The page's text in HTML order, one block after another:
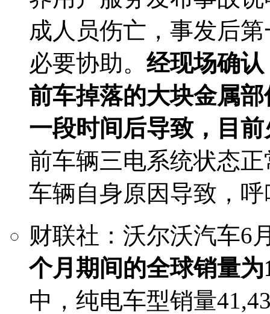
成人员伤亡，事发后
必要协助。 经现场确
前车掉落的大块金属
一段时间后导致，目
前车辆三电系统状态
车辆自身原因导致，
财联社：沃尔沃汽车6
个月期间的全球销量为
中，纯电车型销量